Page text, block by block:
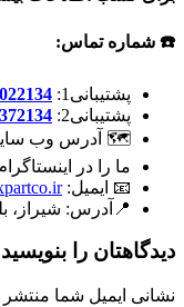
☎️ شماره تماس:
پشتیبانی1:
پشتیبانی2:
🗺 آدرس وب
ما را در
📧 ایمیل:
📍آدرس: شیراز،
دیدگاهتان را بنویسید
نشانی ایمیل شما